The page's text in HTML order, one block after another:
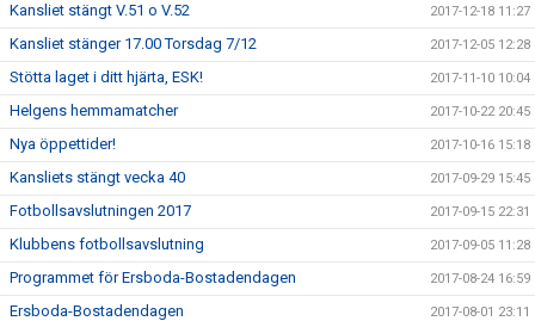
Kansliet stängt V.51 o V.52 2017-12-18 11:27
Kansliet stänger 17.00 Torsdag 7/12 2017-12-05 12:28
Stötta laget i ditt hjärta, ESK! 2017-11-10 10:04
Helgens hemmamatcher 2017-10-22 20:45
Nya öppettider! 2017-10-16 15:18
Kansliets stängt vecka 40 2017-09-29 15:45
Fotbollsavslutningen 2017 2017-09-15 22:31
Klubbens fotbollsavslutning 2017-09-05 11:28
Programmet för Ersboda-Bostadendagen 2017-08-24 16:59
Ersboda-Bostadendagen 2017-08-01 23:11